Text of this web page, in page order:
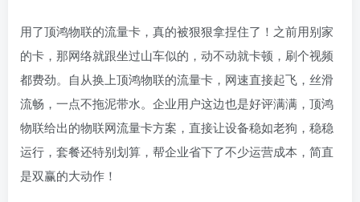
用了顶鸿物联的流量卡，真的被狠狠拿捏住了！之前用别家
的卡，那网络就跟坐过山车似的，动不动就卡顿，刷个视频
都费劲。自从换上顶鸿物联的流量卡，网速直接起飞，丝滑
流畅，一点不拖泥带水。企业用户这边也是好评满满，顶鸿
物联给出的物联网流量卡方案，直接让设备稳如老狗，稳稳
运行，套餐还特别划算，帮企业省下了不少运营成本，简直
是双赢的大动作！